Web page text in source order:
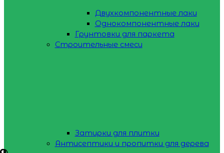
Двухкомпонентные лаки
Однокомпонентные лаки
Грунтовки для паркета
Строительные смеси
Затирки для плитки
Антисептики и пропитки для дерева